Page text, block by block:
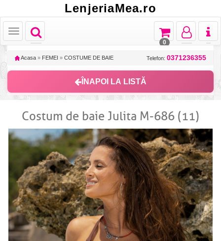
LenjeriaMea.ro
Toggle
navigation
Toggle
Toggle
navigation
Toggle
navigation
Toggle
navigation
0
Acasa » FEMEI » COSTUME DE BAIE Telefon: 0371236355
ÎNAPOI LA LISTĂ
Costum de baie Julita M-686 (11)